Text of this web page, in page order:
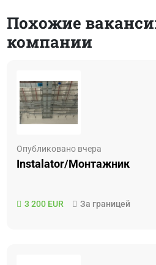
Похожие
компании
Опубликовано вчера
Instalator/Монтажник
3 200 EUR За границей